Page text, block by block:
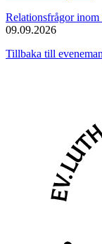
Relationsfrågor
09.09.2026
Tillbaka till